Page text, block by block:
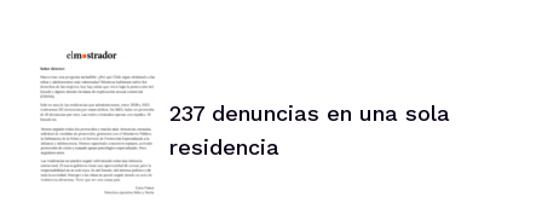
237 denuncias en una sola
residencia